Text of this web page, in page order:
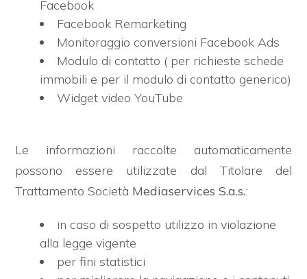
Facebook
Facebook Remarketing
Monitoraggio conversioni Facebook Ads
Modulo di contatto ( per richieste schede
immobili e per il modulo di contatto generico)
Widget video YouTube
Le informazioni raccolte automaticamente
possono essere utilizzate dal Titolare del
Trattamento Società Mediaservices S.a.s.:
in caso di sospetto utilizzo in violazione
alla legge vigente
per fini statistici
Industriali
Terreni
Prezzo
Totale